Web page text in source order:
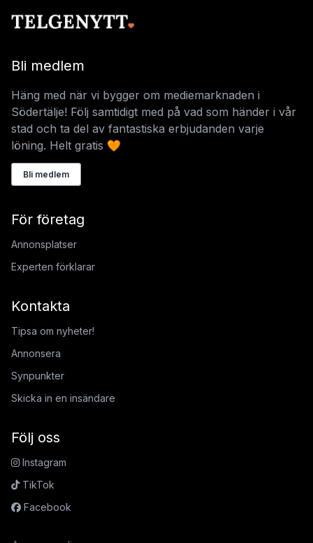
Bli medlem
Häng med när vi bygger om mediemarknaden i
Södertälje! Följ samtidigt med på vad som händer i vår
stad och ta del av fantastiska erbjudanden varje
löning. Helt gratis 🧡
Bli medlem
För företag
Annonsplatser
Experten förklarar
Kontakta
Tipsa om nyheter!
Annonsera
Synpunkter
Skicka in en insändare
Följ oss
Instagram
TikTok
Facebook